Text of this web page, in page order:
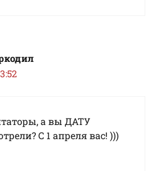
а вы ДАТУ
С 1 апреля вас! )))